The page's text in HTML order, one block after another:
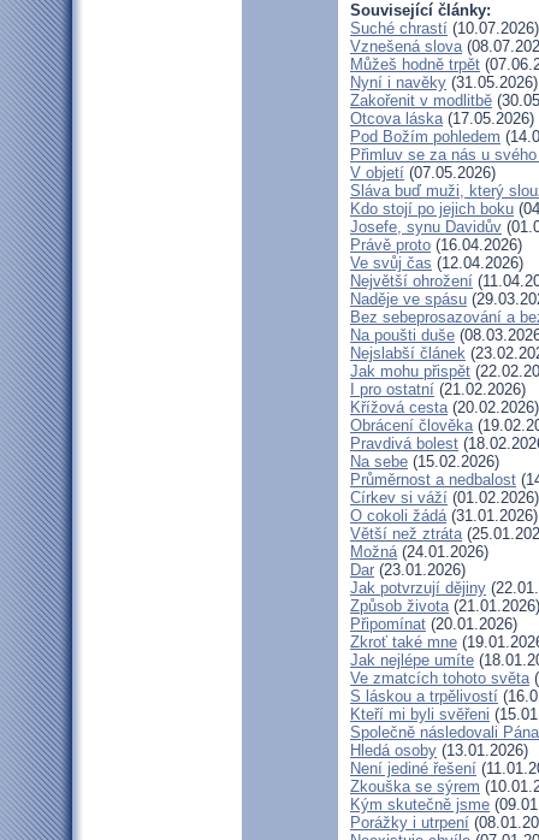
Související články:
Suché chrastí (10.07.2026)
Vznešená slova
Můžeš hodně trpět
Nyní i navěky (31.05.2026)
Zakořenit v modlitbě
Otcova láska(17.05.2026)
Pod Božím pohledem
Přimluv se za nás u
V objetí (07.05.2026)
Sláva buď muži, který
Kdo stojí po jejich boku
Josefe, synu Davidův
Právě proto (16.04.2026)
Ve svůj čas (12.04.2026)
Největší ohrožení
Naděje ve spásu
Bez sebeprosazování a
Na poušti duše
Nejslabší článek
Jak mohu přispět
I pro ostatní (21.02.2026)
Křížová cesta(20.02.2026)
Obrácení člověka
Pravdivá bolest
Na sebe (15.02.2026)
Průměrnost a nedbalost
Církev si váží (01.02.2026)
O cokoli žádá(31.01.2026)
Větší než ztráta
Možná(24.01.2026)
Dar (23.01.2026)
Jak potvrzují dějiny
Způsob života(21.01.2026)
Připomínat (20.01.2026)
Zkroť také mne
Jak nejlépe umíte
Ve zmatcích tohoto světa
S láskou a trpělivostí
Kteří mi byli svěřeni
Společně následovali Pána
Hledá osoby (13.01.2026)
Není jediné řešení
Zkouška se sýrem
Kým skutečně jsme
Porážky i utrpení